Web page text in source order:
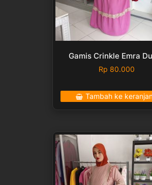
Gamis Crinkle Emra
Rp 80.000
Tambah ke